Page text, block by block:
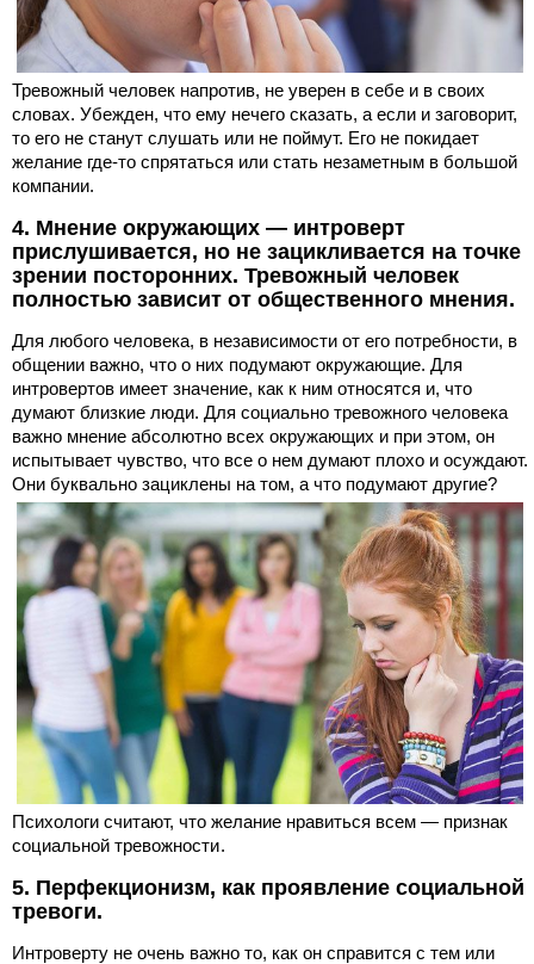
Тревожный человек напротив, не уверен в себе и в своих
словах. Убежден, что ему нечего сказать, а если и заговорит,
то его не станут слушать или не поймут. Его не покидает
желание где-то спрятаться или стать незаметным в большой
компании.
4. Мнение окружающих — интроверт
прислушивается, но не зацикливается на точке
зрении посторонних. Тревожный человек
полностью зависит от общественного мнения.
Для любого человека, в независимости от его потребности, в
общении важно, что о них подумают окружающие. Для
интровертов имеет значение, как к ним относятся и, что
думают близкие люди. Для социально тревожного человека
важно мнение абсолютно всех окружающих и при этом, он
испытывает чувство, что все о нем думают плохо и осуждают.
Они буквально зациклены на том, а что подумают другие?
Психологи считают, что желание нравиться всем — признак
социальной тревожности .
5. Перфекционизм, как проявление социальной
тревоги.
Интроверту не очень важно то, как он справится с тем или